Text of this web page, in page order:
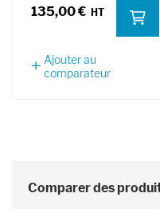
135,00 €
Ajouter au
comparateur
Comparer des